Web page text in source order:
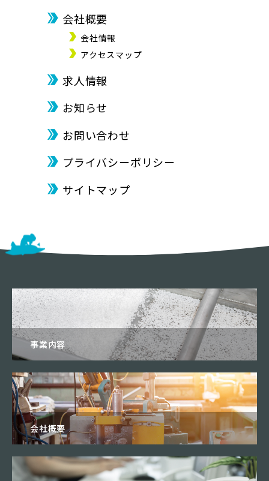
会社概要
会社情報
アクセスマップ
求人情報
お知らせ
お問い合わせ
プライバシーポリシー
サイトマップ
事業内容
会社概要